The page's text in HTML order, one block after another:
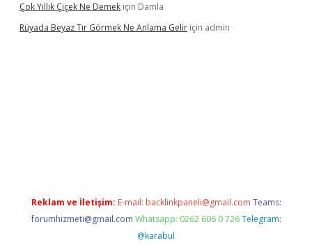
Çok Yıllık Çiçek Ne Demek için Damla
Rüyada Beyaz Tır Görmek Ne Anlama Gelir için admin
Reklam ve İletişim: E-mail: backlinkpaneli@gmail.com Teams:
forumhizmeti@gmail.com Whatsapp: 0262 606 0 726 Telegram:
@karabul